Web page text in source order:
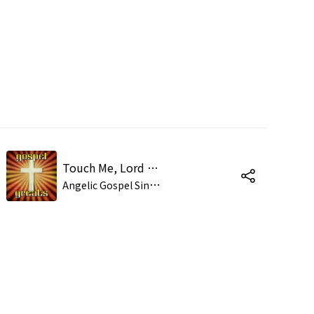
Touch Me, Lord Jesus
A
ngelic Gospel Singers